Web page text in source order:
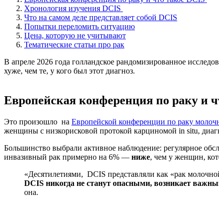
Хронология изучения DCIS
Что на самом деле представляет собой DCIS
Попытки переломить ситуацию
Цена, которую не учитывают
Тематические статьи про рак
В апреле 2026 года голландское рандомизированное
хуже, чем те, у кого был этот диагноз.
Европейская конференция по раку и
Это произошло на Европейской конференции по раку
женщины с низкорисковой протокой карциномой in situ,
Большинство выбрали активное наблюдение: регулярное
инвазивный рак примерно на 6% — ниже, чем у женщин,
«Десятилетиями, DCIS представляли как «рак
DCIS никогда не станут опасными, возникает
она.